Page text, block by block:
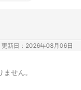
更新日：2026年08月06日
せん。